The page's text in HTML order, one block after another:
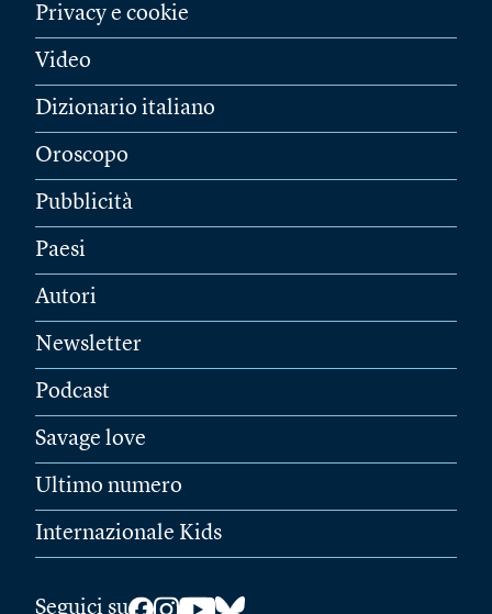
Privacy e cookie
Video
Dizionario italiano
Oroscopo
Pubblicità
Paesi
Autori
Newsletter
Podcast
Savage love
Ultimo numero
Internazionale Kids
Seguici su